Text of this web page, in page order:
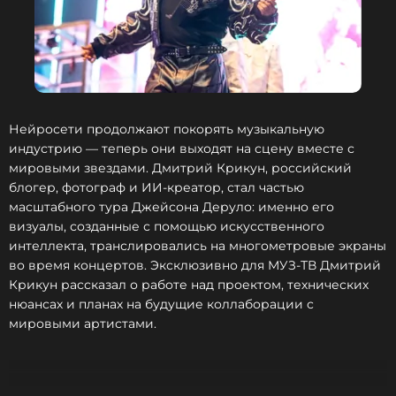
напомнил, что песня Savage Love записывалась в
разгар карантинных ограничений из-за
коронавирусной инфекции, «поэтому людей,
которые обычно заключали договор, просто не
было на месте».
Судебный процесс продолжится прениями
сторон, после чего присяжные начнут
обсуждение вопроса о том, прав ли Спатола,
утверждая, что заслуживает упоминания в
качестве соавтора.
Иск Спатолы против Деруло был подан в 2023
году, но суд начал его рассматривать только 22
апреля нынешнего года. Гитарист утверждал, что
его постфактум спросили, согласен ли он на
зарплату в 1 тысячу долларов в день. Спатола
Нейросети продолжают покорять музыкальную
индустрию — теперь они выходят на сцену вместе с
мировыми звездами. Дмитрий Крикун, российский
блогер, фотограф и ИИ-креатор, стал частью
масштабного тура Джейсона Деруло: именно его
визуалы, созданные с помощью искусственного
интеллекта, транслировались на многометровые экраны
во время концертов. Эксклюзивно для МУЗ-ТВ Дмитрий
Крикун рассказал о работе над проектом, технических
нюансах и планах на будущие коллаборации с
мировыми артистами.